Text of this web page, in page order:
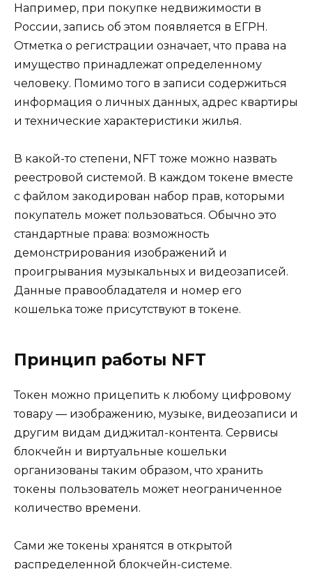
Например, при покупке недвижимости в
России, запись об этом появляется в ЕГРН.
Отметка о регистрации означает, что права на
имущество принадлежат определенному
человеку. Помимо того в записи содержиться
информация о личных данных, адрес квартиры
и технические характеристики жилья.
В какой-то степени, NFT тоже можно назвать
реестровой системой. В каждом токене вместе
с файлом закодирован набор прав, которыми
покупатель может пользоваться. Обычно это
стандартные права: возможность
демонстрирования изображений и
проигрывания музыкальных и видеозаписей.
Данные правообладателя и номер его
кошелька тоже присутствуют в токене.
Принцип работы NFT
Токен можно прицепить к любому цифровому
товару — изображению, музыке, видеозаписи и
другим видам диджитал-контента. Сервисы
блокчейн и виртуальные кошельки
организованы таким образом, что хранить
токены пользователь может неограниченное
количество времени.
Сами же токены хранятся в открытой
распределенной блокчейн-системе.